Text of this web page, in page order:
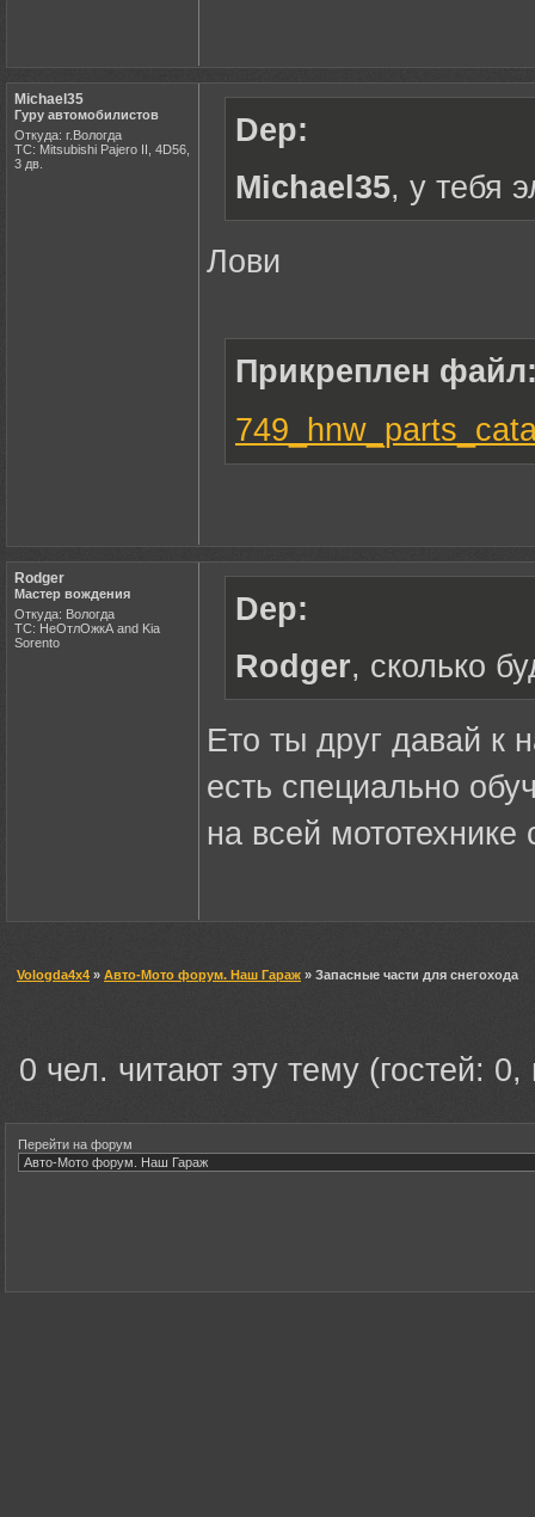
Michael35
Гуру автомобилистов
Откуда: г.Вологда
ТС: Mitsubishi Pajero II, 4D56,
3 дв.
Dep:
Michael35, у тебя
Лови
Прикреплен
Rodger
Мастер вождения
Откуда: Вологда
ТС: НеОтлОжкА and Kia
Sorento
Dep:
Rodger, сколько
Ето ты друг давай к
есть специально
на всей мототехнике
Vologda4x4 » Авто-Мото форум. Наш Гараж » Запасные части для снегохода
0 чел. читают эту тему (гостей:
Перейти на форум